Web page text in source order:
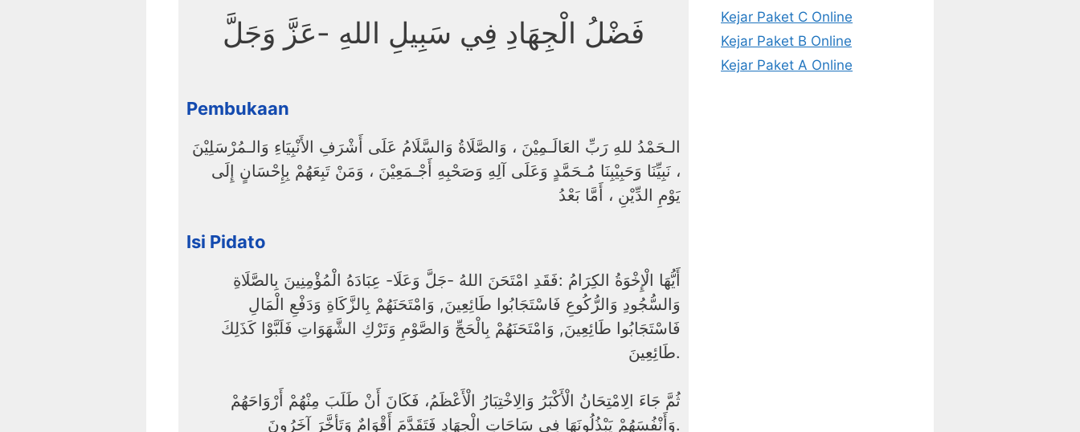
فَضْلُ الْجِهَادِ فِي سَبِيلِ اللهِ -عَزَّ وَجَلَّ
Pembukaan
، نَبِيِّنَا وَحَبِيْبِنَا مُـحَمَّدٍ وَعَلَى آلِهِ وَصَحْبِهِ أَجْـمَعِيْنَ ، وَمَنْ تَبِعَهُمْ بِإِحْسَانٍ إِلَى
يَوْمِ الدِّيْنِ ، أَمَّا بَعْدُ
Isi Pidato
أَيُّهَا الْإِخْوَةُ الكِرَامُ :فَقَدِ امْتَحَنَ اللهُ -جَلَّ وَعَلَا- عِبَادَهُ الْمُؤْمِنِينَ بِالصَّلَاةِ
وَالسُّجُودِ وَالرُّكُوعِ فَاسْتَجَابُوا طَائِعِينَ, وَامْتَحَنَهُمْ بِالزَّكَاةِ وَدَفْعِ الْمَالِ
فَاسْتَجَابُوا طَائِعِينَ, وَامْتَحَنَهُمْ بِالْحَجِّ وَالصَّوْمِ وَتَرْكِ الشَّهَوَاتِ فَلَبَّوْا كَذَلِكَ
طَائِعِينَ.
ثُمَّ جَاءَ الِامْتِحَانُ الْأَكْبَرُ وَالِاخْتِبَارُ الْأَعْظَمُ، فَكَانَ أَنْ طَلَبَ مِنْهُمْ أَرْوَاحَهُمْ
وَأَنْفُسَهُمْ يَبْذُلُونَهَا فِي سَاحَاتِ الْجِهَادِ فَتَقَدَّمَ أَقْوَامٌ وَتَأخَّرَ آخَرُونَ.
Kejar Paket C Online
Kejar Paket B Online
Kejar Paket A Online